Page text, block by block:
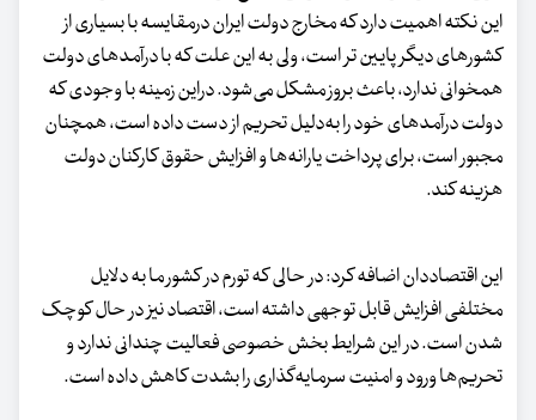
این نکته اهمیت دارد که مخارج دولت ایران درمقایسه با بسیاری از
کشورهای دیگر پایین تر است، ولی به این علت که با درآمدهای دولت
همخوانی ندارد، باعث بروز مشکل می‌شود. دراین زمینه با وجودی که
دولت درآمدهای خود را به‌دلیل تحریم از دست داده است، همچنان
مجبور است، برای پرداخت یارانه‌ها و افزایش حقوق کارکنان دولت
هزینه کند.
این اقتصاددان اضافه کرد: در حالی که تورم در کشور ما به دلایل
مختلفی افزایش قابل توجهی داشته است، اقتصاد نیز در حال کوچک
شدن است. در این شرایط بخش خصوصی فعالیت چندانی ندارد و
تحریم‌ها ورود و امنیت سرمایه‌گذاری را بشدت کاهش داده است.